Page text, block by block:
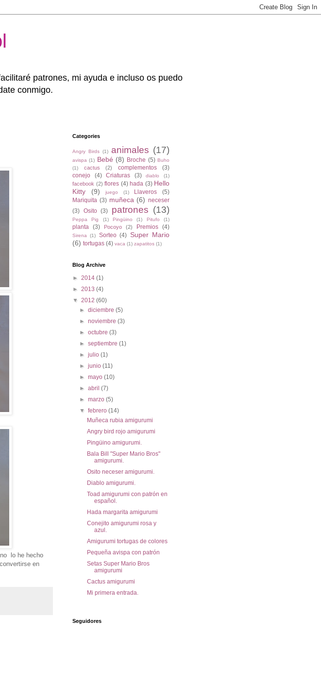
patrones, mi ayuda e incluso os puedo
conmigo.
lo he hecho
en
Categories
Angry Birds (1) animales (17)
avispa (1) Bebé (8) Broche (5) Buho
(1)
cactus (2) complementos
(3)
conejo
(4) Criaturas (3) diablo (1)
facebook (2) flores (4) hada (3) Hello
Kitty
(9) juego (1) Llaveros
(5)
Mariquita (3) muñeca (6) neceser
(3) Osito (3) patrones (13)
Peppa Pig (1) Pingüino (1) Pitufo (1)
planta (3) Pocoyo (2) Premios (4)
Sirena (1) Sorteo (4) Super Mario
(6) tortugas (4) vaca (1) zapatitos (1)
Blog Archive
► 2014 (1)
► 2013 (4)
▼ 2012 (60)
►diciembre(5)
►noviembre(3)
►octubre(3)
►septiembre(1)
►julio(1)
►junio(11)
►mayo(10)
►abril(7)
►marzo(5)
▼febrero(14)
Muñeca rubia amigurumi
Angry bird rojo amigurumi
Pingüino amigurumi.
Bala Bill "Super Mario Bros"
amigurumi.
Osito neceser amigurumi.
Diablo amigurumi.
Toad amigurumi con patrón en
español.
Hada margarita amigurumi
Conejito amigurumi rosa y
azul.
Amigurumi tortugas de colores
Pequeña avispa con patrón
Setas Super Mario Bros
amigurumi
Cactus amigurumi
Mi primera entrada.
Seguidores